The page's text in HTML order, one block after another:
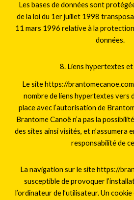
Les bases de données sont
de la loi du 1er juillet 1998
11 mars 1996 relative à la
données.
8. Liens hypertextes et
Le site https://
nombre de liens hypertextes vers
place avec l’autorisation de
Brantome Canoë n’a pas la
des sites ainsi visités, et n’assumera
responsabilité de
La navigation sur le site https://
susceptible de provoquer
l’ordinateur de l’utilisateur. Un